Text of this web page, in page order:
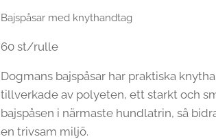
Bajspåsar med knythandtag
60 st/rulle
Dogmans bajspåsar har praktiska
tillverkade av polyeten, ett starkt och
bajspåsen i närmaste hundlatrin, så
en trivsam miljö.